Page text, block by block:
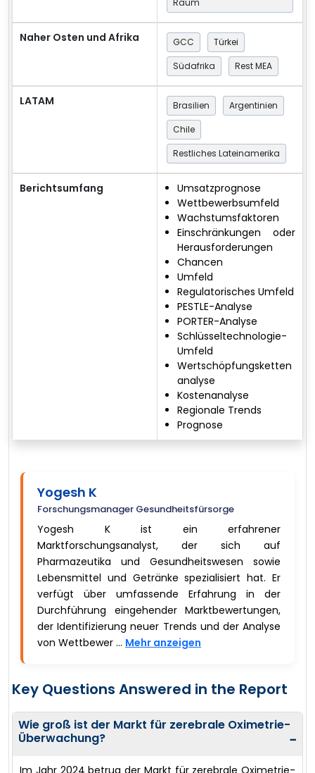
Naher Osten und Afrika GCC
Türkei
Südafrika
Rest MEA
LATAM Brasilien
Argentinien
Chile
Restliches Lateinamerika
Berichtsumfang
Umsatzprognose
Wettbewerbsumfeld
Wachstumsfaktoren
Einschränkungen oder
Herausforderungen
Chancen
Umfeld
Regulatorisches Umfeld
PESTLE-Analyse
PORTER-Analyse
Schlüsseltechnologie-
Umfeld
Wertschöpfungsketten
analyse
Kostenanalyse
Regionale Trends
Prognose
Yogesh K
Forschungsmanager Gesundheitsfürsorge
Yogesh K ist ein erfahrener
Marktforschungsanalyst, der sich auf
Pharmazeutika und Gesundheitswesen sowie
Lebensmittel und Getränke spezialisiert hat. Er
verfügt über umfassende Erfahrung in der
Durchführung eingehender Marktbewertungen,
der Identifizierung neuer Trends und der Analyse
von Wettbewer ... Mehr anzeigen
Key Questions Answered in the Report
Wie groß ist der Markt für zerebrale Oximetrie-
Überwachung?
−
Im Jahr 2024 betrug der Markt für zerebrale Oximetrie-